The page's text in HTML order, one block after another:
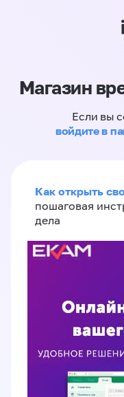
Магазин
Если вы
войдите в
Как открыть
пошаговая
дела